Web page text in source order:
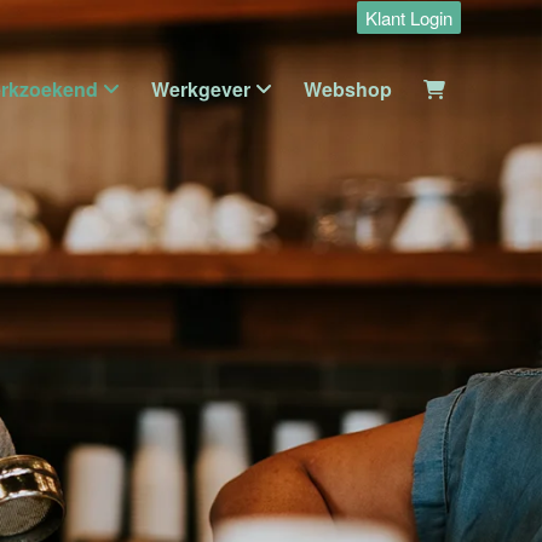
Klant Login
Werkgever Webshop